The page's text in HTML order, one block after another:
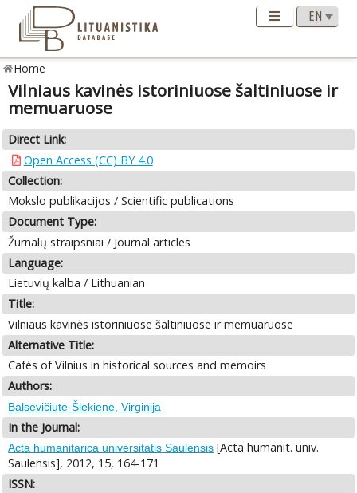
Home
Vilniaus kavinės istoriniuose šaltiniuose ir
memuaruose
Direct Link:
Open Access (CC) BY 4.0
Collection:
Mokslo publikacijos / Scientific publications
Document Type:
Žurnalų straipsniai / Journal articles
Language:
Lietuvių kalba / Lithuanian
Title:
Vilniaus kavinės istoriniuose šaltiniuose ir memuaruose
Alternative Title:
Cafés of Vilnius in historical sources and memoirs
Authors:
Balsevičiūtė-Šlekienė, Virginija
In the Journal:
Acta humanitarica universitatis Saulensis [Acta humanit. univ.
Saulensis], 2012, 15, 164-171
ISSN: